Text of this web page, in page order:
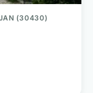
(30430)